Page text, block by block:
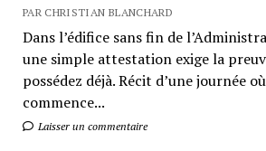
PAR CHRISTIAN BLANCHARD
Dans l’édifice sans fin de
une simple attestation exige la
possédez déjà. Récit d’une journée
commence...
Laisser un commentaire